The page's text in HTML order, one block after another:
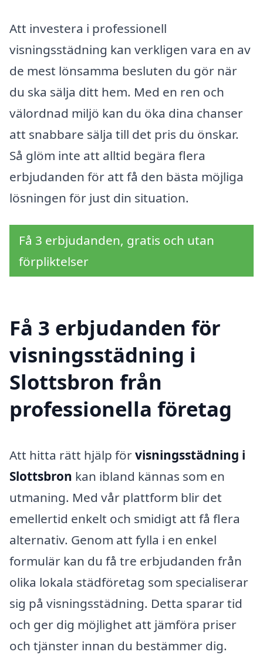
Att investera i professionell
visningsstädning kan verkligen vara en av
de mest lönsamma besluten du gör när
du ska sälja ditt hem. Med en ren och
välordnad miljö kan du öka dina chanser
att snabbare sälja till det pris du önskar.
Så glöm inte att alltid begära flera
erbjudanden för att få den bästa möjliga
lösningen för just din situation.
Få 3 erbjudanden, gratis och utan
förpliktelser
Få 3 erbjudanden för
visningsstädning i
Slottsbron från
professionella företag
Att hitta rätt hjälp förvisningsstädning i
Slottsbron kan ibland kännas som en
utmaning. Med vår plattform blir det
emellertid enkelt och smidigt att få flera
alternativ. Genom att fylla i en enkel
formulär kan du få tre erbjudanden från
olika lokala städföretag som specialiserar
sig på visningsstädning. Detta sparar tid
och ger dig möjlighet att jämföra priser
och tjänster innan du bestämmer dig.